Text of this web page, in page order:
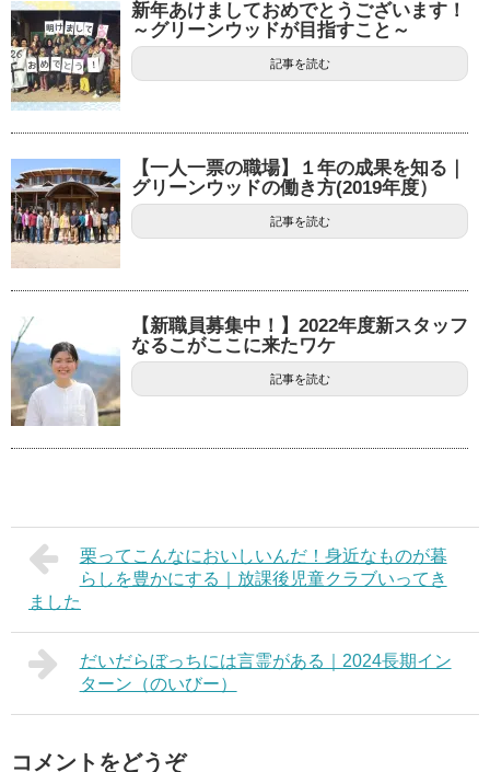
新年あけましておめでとうございます！
～グリーンウッドが目指すこと～
記事を読む
【一人一票の職場】１年の成果を知る｜
グリーンウッドの働き方(2019年度）
記事を読む
【新職員募集中！】2022年度新スタッフ
なるこがここに来たワケ
記事を読む
栗ってこんなにおいしいんだ！身近なものが暮
らしを豊かにする｜放課後児童クラブいってき
ました
だいだらぼっちには言霊がある｜2024長期イン
ターン（のいびー）
コメントをどうぞ